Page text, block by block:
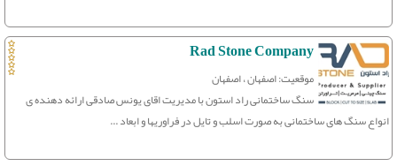
Rad Stone Company
موقعیت: اصفهان ، اصفهان
سنگ ساختمانی راد استون با مدیریت اقای یونس صادقی ارائه دهنده ی
انواع سنگ های ساختمانی به صورت اسلب و تایل در فراوریها و ابعاد ...